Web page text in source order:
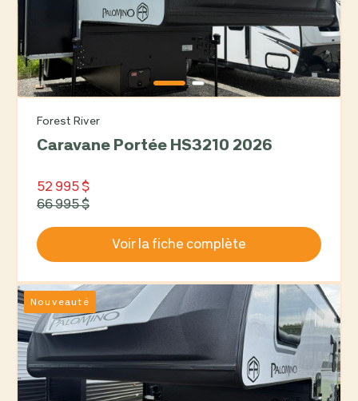
Forest River
Caravane Portée HS3210 2026
66 995 $
52 995 $
Voir la fiche complète
Nouveauté